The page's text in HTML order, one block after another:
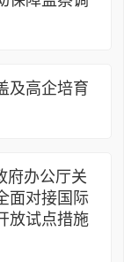
及高企培育
府办公厅关
面对接国际
放试点措施